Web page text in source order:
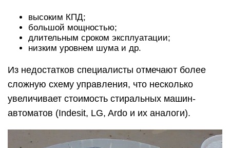
высоким КПД;
большой мощностью;
длительным сроком эксплуатации;
низким уровнем шума и др.
Из недостатков специалисты отмечают более
сложную схему управления, что несколько
увеличивает стоимость стиральных машин-
автоматов (Indesit, LG, Ardo и их аналоги).